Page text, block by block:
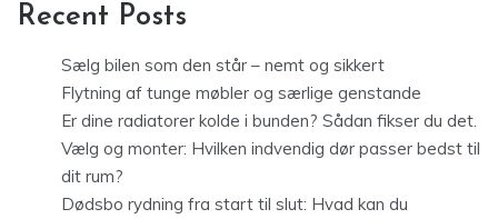
Recent Posts
Sælg bilen som den står – nemt og sikkert
Flytning af tunge møbler og særlige genstande
Er dine radiatorer kolde i bunden? Sådan fikser du det.
Vælg og monter: Hvilken indvendig dør passer bedst til
dit rum?
Dødsbo rydning fra start til slut: Hvad kan du